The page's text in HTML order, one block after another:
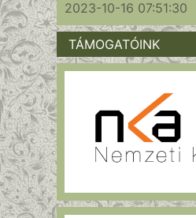
2023-10-16 07:51:30
TÁMOGATÓINK